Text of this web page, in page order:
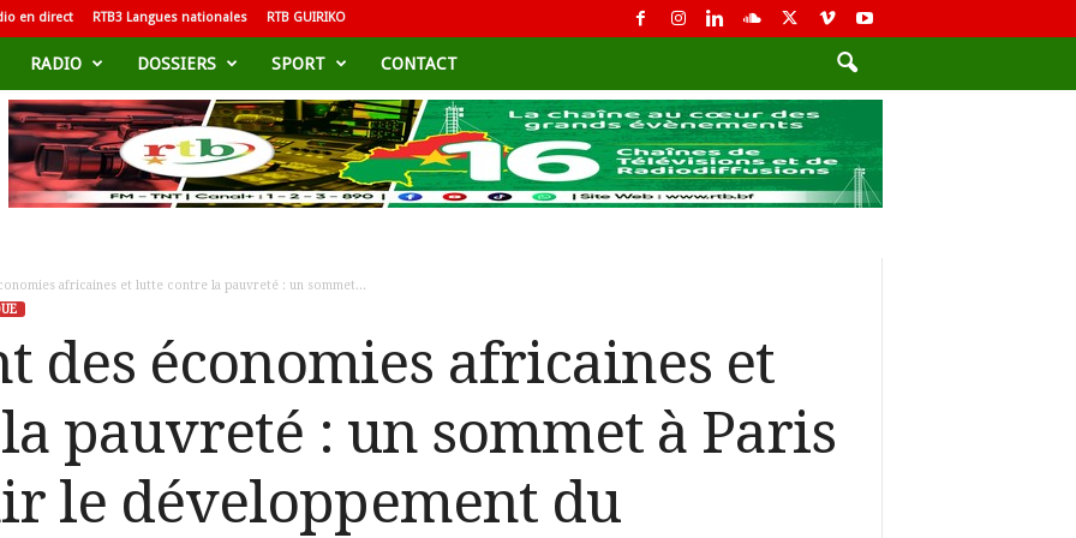
en direct RTB3 Langues nationales RTB GUIRIKO
RADIO DOSSIERS SPORT CONTACT
africaines et lutte contre la pauvreté : un sommet...
des économies africaines et
pauvreté : un sommet à Paris
le développement du